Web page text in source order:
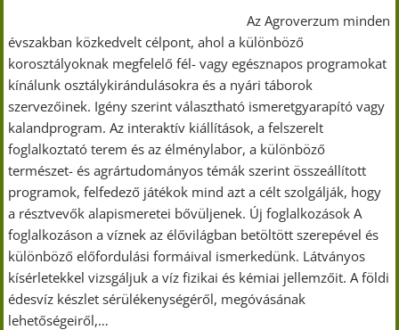
Az Agroverzum minden
évszakban közkedvelt célpont, ahol a különböző
korosztályoknak megfelelő fél- vagy egésznapos programokat
kínálunk osztálykirándulásokra és a nyári táborok
szervezőinek. Igény szerint választható ismeretgyarapító vagy
kalandprogram. Az interaktív kiállítások, a felszerelt
foglalkoztató terem és az élménylabor, a különböző
természet- és agrártudományos témák szerint összeállított
programok, felfedező játékok mind azt a célt szolgálják, hogy
a résztvevők alapismeretei bővüljenek. Új foglalkozások A
foglalkozáson a víznek az élővilágban betöltött szerepével és
különböző előfordulási formáival ismerkedünk. Látványos
kísérletekkel vizsgáljuk a víz fizikai és kémiai jellemzőit. A földi
édesvíz készlet sérülékenységéről, megóvásának
lehetőségeiről,…